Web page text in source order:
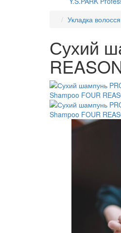
Укладка волосся
Сухий